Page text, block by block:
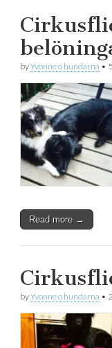
byYvonne o hundarna •
Read more →
byYvonne o hundarna •